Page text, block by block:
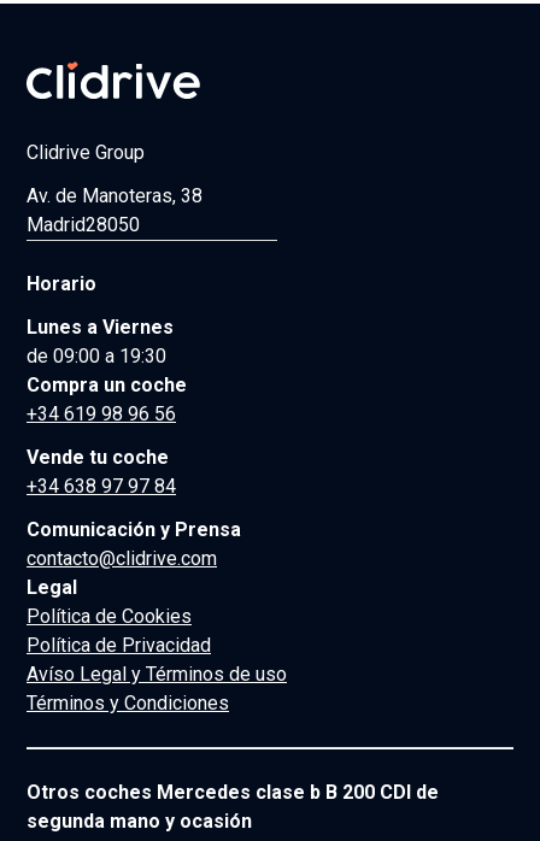
Clidrive Group
Av. de Manoteras, 38
Madrid28050
Horario
Lunes a Viernes
de 09:00 a 19:30
Compra un coche
+34 619 98 96 56
Vende tu coche
+34 638 97 97 84
Comunicación y Prensa
contacto@clidrive.com
Legal
Política de Cookies
Política de Privacidad
Avíso Legal y Términos de uso
Términos y Condiciones
Otros coches Mercedes clase b B 200 CDI de
segunda mano y ocasión